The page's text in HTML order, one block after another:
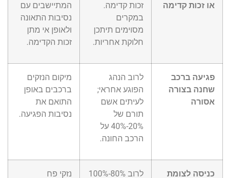
או זכות קדימה
זכות קדימה.
במקרים
מסוימים תיתכן
חלוקת אחריות.
המתיישבים עם
נסיבות התאונה
ולאופן אי מתן
זכות הקדימה.
פגיעה ברכב
שחנה בצורה
אסורה
לרוב הנהג
הפוגע אחראי;
לעיתים אשם
תורם של
20%-40% על
הרכב החונה.
מיקום הנזקים
ברכבים באופן
התואם את
נסיבות הפגיעה.
כניסה לצומת
לרוב 80%-100%
נזקי פח